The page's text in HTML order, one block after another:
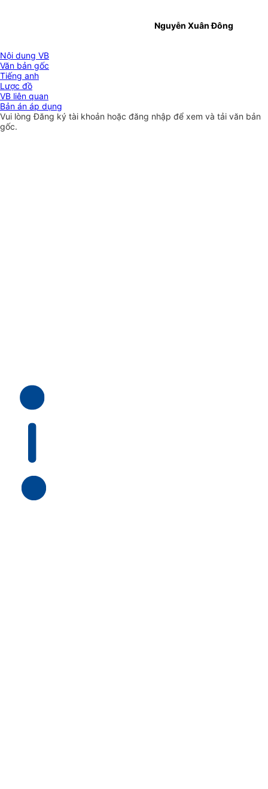
Nguyễn Xuân Đông
Nội dung VB
Văn bản gốc
Tiếng anh
Lược đồ
VB liên quan
Bản án áp dụng
Vui lòngĐăng ký tài khoản hoặc đăng nhập để xem và tải văn bản
gốc.